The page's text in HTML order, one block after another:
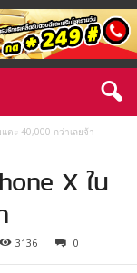
ตะ 40,000 กว่าเลยจ้า
X ใน
3136 0